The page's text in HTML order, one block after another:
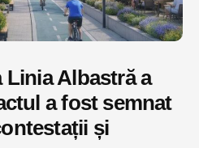
Linia Albastră a
a fost semnat
și